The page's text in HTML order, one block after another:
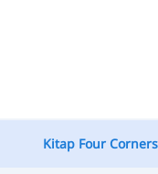
Kitap Four